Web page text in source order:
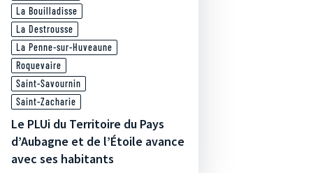
La Bouilladisse
La Destrousse
La Penne-sur-Huveaune
Roquevaire
Saint-Savournin
Saint-Zacharie
Le PLUi du Territoire du Pays
d’Aubagne et de l’Étoile avance
avec ses habitants